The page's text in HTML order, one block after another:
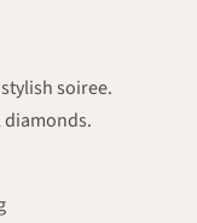
soiree.
diamonds.